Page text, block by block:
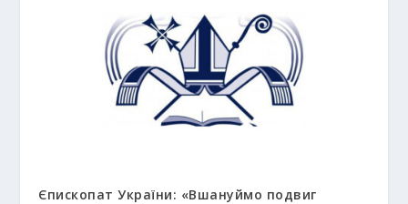
Єпископат України: «Вшануймо подвиг